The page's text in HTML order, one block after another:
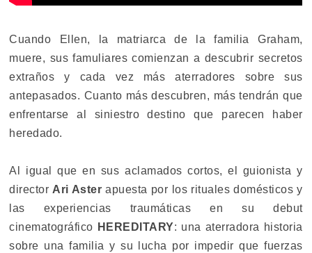
Cuando Ellen, la matriarca de la familia Graham,
muere, sus famuliares comienzan a descubrir secretos
extraños y cada vez más aterradores sobre sus
antepasados. Cuanto más descubren, más tendrán que
enfrentarse al siniestro destino que parecen haber
heredado.
Al igual que en sus aclamados cortos, el guionista y
director Ari Aster apuesta por los rituales domésticos y
las experiencias traumáticas en su debut
cinematográfico HEREDITARY: una aterradora historia
sobre una familia y su lucha por impedir que fuerzas